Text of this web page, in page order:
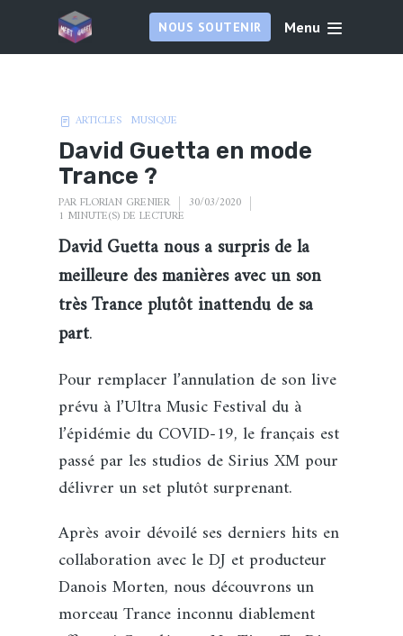
NOUS SOUTENIR Menu
ARTICLES MUSIQUE
David Guetta en mode
Trance ?
PARFLORIAN GRENIER 30/03/2020
1 MINUTE(S) DE LECTURE
David Guetta nous a surpris de la
meilleure des manières avec un son
très Trance plutôt inattendu de sa
part.
Pour remplacer l’annulation de son live
prévu à l’Ultra Music Festival du à
l’épidémie du COVID-19, le français est
passé par les studios de Sirius XM pour
délivrer un set plutôt surprenant.
Après avoir dévoilé ses derniers hits en
collaboration avec le DJ et producteur
Danois Morten, nous découvrons un
morceau Trance inconnu diablement